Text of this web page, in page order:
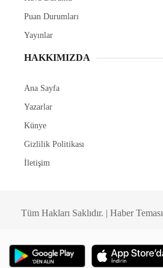
Puan Durumları
Yayınlar
HAKKIMIZDA
Ana Sayfa
Yazarlar
Künye
Gizlilik Politikası
İletişim
Tüm Hakları Saklıdır. | Haber Teması